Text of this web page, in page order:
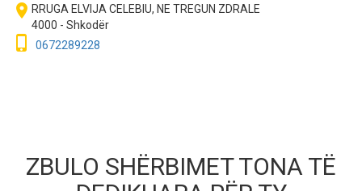
room RRUGA ELVIJA CELEBIU, NE TREGUN ZDRALE
4000 - Shkodër
phone_iphone 0672289228
ZBULO SHËRBIMET TONA TË